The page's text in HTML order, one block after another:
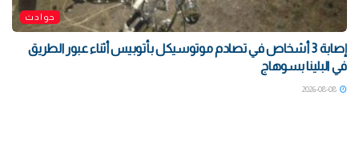
حوادث
إصابة 3 أشخاص في تصادم موتوسيكل بأتوبيس أثناء عبور الطريق
في البلينا بسوهاج